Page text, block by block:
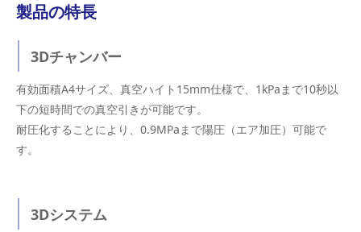
製品の特長
3Dチャンバー
有効面積A4サイズ、真空ハイト15mm仕様で、1kPaまで10秒以
下の短時間での真空引きが可能です。
耐圧化することにより、0.9MPaまで陽圧（エア加圧）可能で
す。
3Dシステム